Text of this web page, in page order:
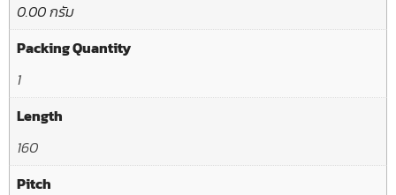
0.00 กรัม
Packing Quantity
1
Length
160
Pitch